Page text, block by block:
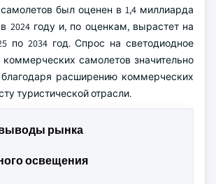
был оценен в 1,4 миллиарда
2024 году и, по оценкам, вырастет на
по 2034 год. Спрос на светодиодное
самолетов значительно
благодаря расширению коммерческих
туристической отрасли.
рынка
освещения